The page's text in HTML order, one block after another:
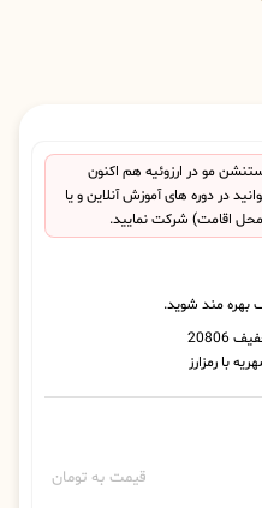
مو در ارزوئیه هم اکنون
در دوره های آموزش آنلاین و یا
اقامت) شرکت نمایید.
قیمت به تومان